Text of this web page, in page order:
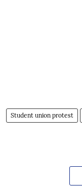
Student union protest